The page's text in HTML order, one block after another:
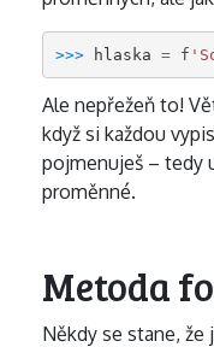
>>> hlaska = f
Ale nepřežeň to!
když si každou
pojmenuješ – tedy
proměnné.
Metoda
Někdy se stane,